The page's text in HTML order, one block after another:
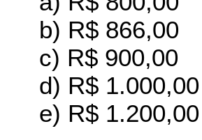
b) R$ 866,00
c) R$ 900,00
d) R$ 1.000,00
e) R$ 1.200,00